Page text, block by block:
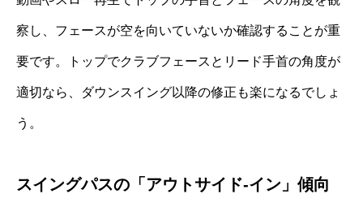
察し、フェースが空を向いていないか確認することが重
要です。トップでクラブフェースとリード手首の角度が
適切なら、ダウンスイング以降の修正も楽になるでしょ
う。
スイングパスの「アウトサイド‐イン」傾向